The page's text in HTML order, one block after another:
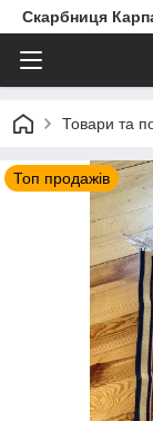
Скарбниця
Товари та
Топ продажів